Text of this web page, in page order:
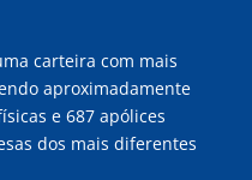
carteira com mais
aproximadamente
e 687 apólices
dos mais diferentes